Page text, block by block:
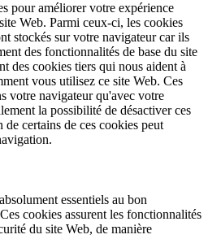
pour améliorer votre expérience
Web. Parmi ceux-ci, les cookies
stockés sur votre navigateur car ils
des fonctionnalités de base du site
des cookies tiers qui nous aident à
vous utilisez ce site Web. Ces
votre navigateur qu'avec votre
la possibilité de désactiver ces
certains de ces cookies peut
essentiels au bon
cookies assurent les fonctionnalités
du site Web, de manière